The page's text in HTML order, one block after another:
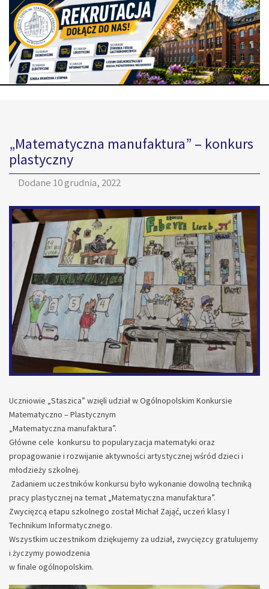
„Matematyczna manufaktura” – konkurs
plastyczny
Dodane 10 grudnia, 2022
Uczniowie „Staszica” wzięli udział w Ogólnopolskim Konkursie
Matematyczno – Plastycznym
„Matematyczna manufaktura”.
Główne cele konkursu to popularyzacja matematyki oraz
propagowanie i rozwijanie aktywności artystycznej wśród dzieci i
młodzieży szkolnej.
Zadaniem uczestników konkursu było wykonanie dowolną techniką
pracy plastycznej na temat „Matematyczna manufaktura”.
Zwycięzcą etapu szkolnego został Michał Zająć, uczeń klasy I
Technikum Informatycznego.
Wszystkim uczestnikom dziękujemy za udział, zwycięzcy gratulujemy
i życzymy powodzenia
w finale ogólnopolskim.